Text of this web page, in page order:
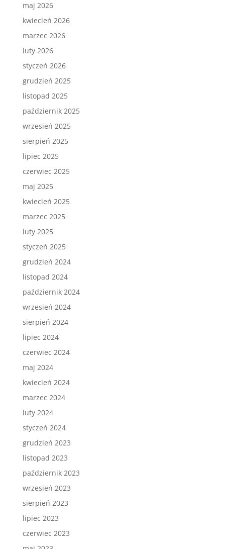
maj 2026
kwiecień 2026
marzec 2026
luty 2026
styczeń 2026
grudzień 2025
listopad 2025
październik 2025
wrzesień 2025
sierpień 2025
lipiec 2025
czerwiec 2025
maj 2025
kwiecień 2025
marzec 2025
luty 2025
styczeń 2025
grudzień 2024
listopad 2024
październik 2024
wrzesień 2024
sierpień 2024
lipiec 2024
czerwiec 2024
maj 2024
kwiecień 2024
marzec 2024
luty 2024
styczeń 2024
grudzień 2023
listopad 2023
październik 2023
wrzesień 2023
sierpień 2023
lipiec 2023
czerwiec 2023